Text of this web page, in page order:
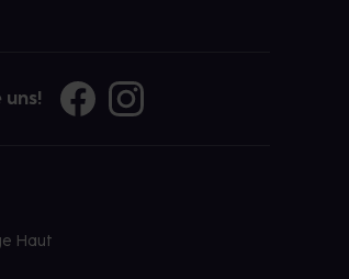
uns!
Haut